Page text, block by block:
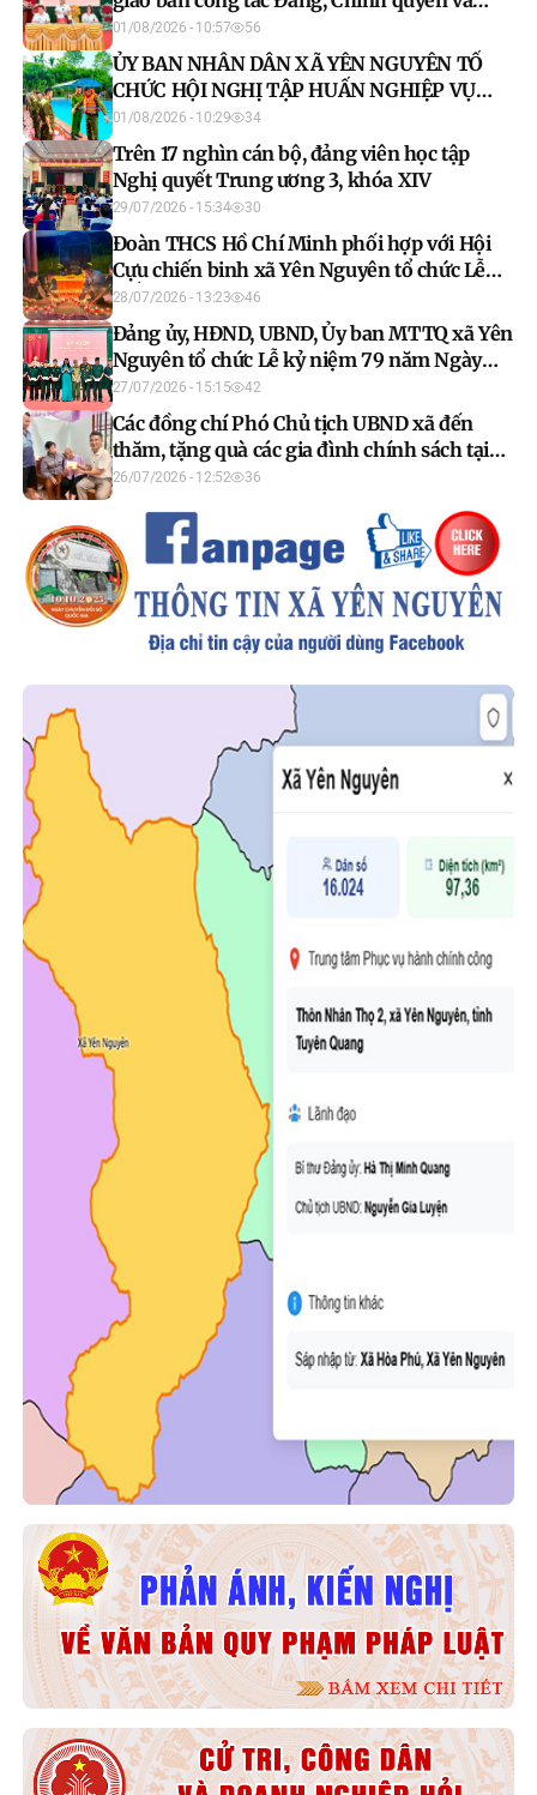
Đoàn thể Tháng 07 năm 2026
01/08/2026 - 10:57 56
ỦY BAN NHÂN DÂN XÃ YÊN NGUYÊN TỔ
CHỨC HỘI NGHỊ TẬP HUẤN NGHIỆP VỤ
CHO LỰC LƯỢNG THAM GIA BẢO VỆ AN
NINH, TRẬT TỰ Ở CƠ SỞ NĂM 2026
01/08/2026 - 10:29 34
Trên 17 nghìn cán bộ, đảng viên học tập
Nghị quyết Trung ương 3, khóa XIV
29/07/2026 - 15:34 30
Đoàn THCS Hồ Chí Minh phối hợp với Hội
Cựu chiến binh xã Yên Nguyên tổ chức Lễ
thắp nến tri ân
28/07/2026 - 13:23 46
Đảng ủy, HĐND, UBND, Ủy ban MTTQ xã Yên
Nguyên tổ chức Lễ kỷ niệm 79 năm Ngày
Thương binh – Liệt sĩ (27/7/1947 –
27/7/2026).
27/07/2026 - 15:15 42
Các đồng chí Phó Chủ tịch UBND xã đến
thăm, tặng quà các gia đình chính sách tại
các địa phương
26/07/2026 - 12:52 36